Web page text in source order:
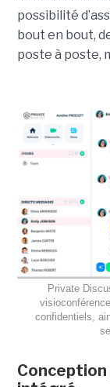
possibilité
bout en bout,
poste à poste,
Private
confidentiels,